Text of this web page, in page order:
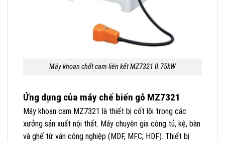
Máy khoan chốt cam liên kết MZ7321 0.75kW
Ứng dụng của máy chế biến gỗ MZ7321
Máy khoan cam MZ7321 là thiết bị cốt lõi trong các
xưởng sản xuất nội thất. Máy chuyên gia công tủ, kệ, bàn
và ghế từ ván công nghiệp (MDF, MFC, HDF). Thiết bị